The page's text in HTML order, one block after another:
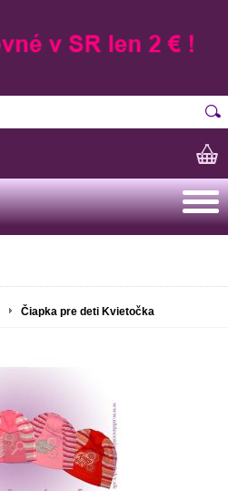
Čiapka pre deti Kvietočka